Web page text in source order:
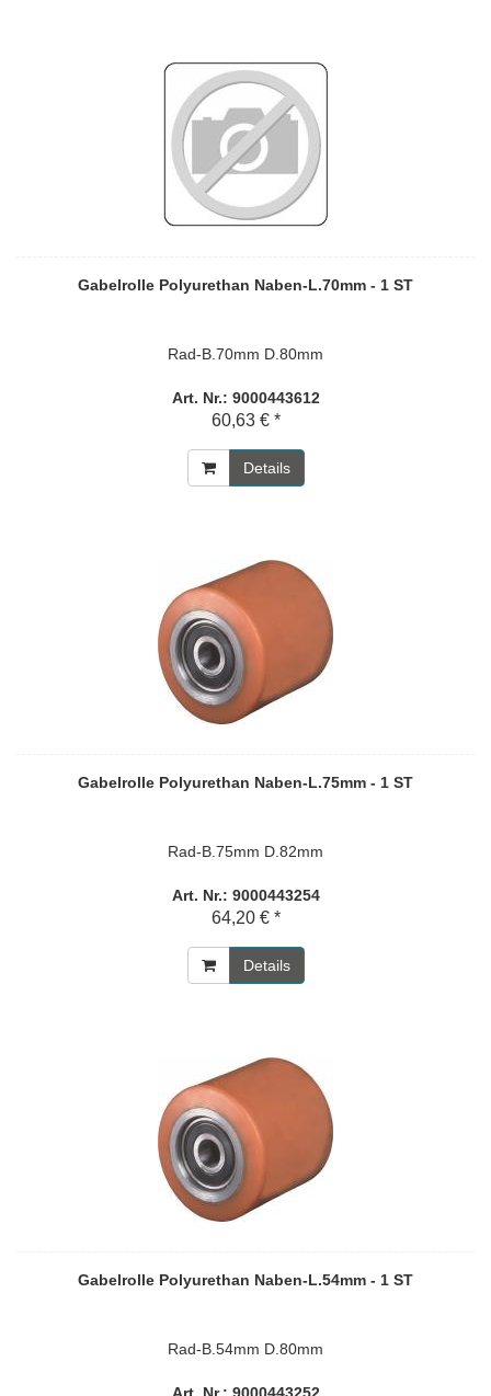
Gabelrolle Polyurethan Naben-L.70mm - 1 ST
Rad-B.70mm D.80mm
Art. Nr.: 9000443612
60,63 € *
Details
Gabelrolle Polyurethan Naben-L.75mm - 1 ST
Rad-B.75mm D.82mm
Art. Nr.: 9000443254
64,20 € *
Details
Gabelrolle Polyurethan Naben-L.54mm - 1 ST
Rad-B.54mm D.80mm